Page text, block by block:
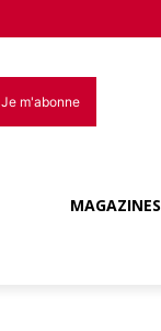
Je m'abonne
MAGAZINES